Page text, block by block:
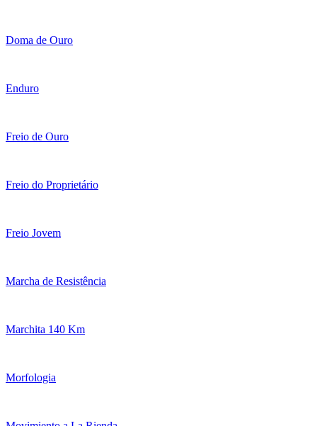
Doma de Ouro
Enduro
Freio de Ouro
Freio do Proprietário
Freio Jovem
Marcha de Resistência
Marchita 140 Km
Morfologia